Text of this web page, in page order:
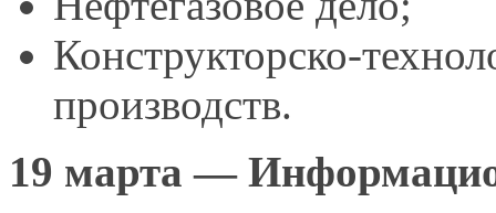
Конструкторско-
производств.
19 марта —